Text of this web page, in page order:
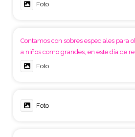
Foto
Contamos con sobres especiales para
a niños como grandes, en este día de
Foto
Foto